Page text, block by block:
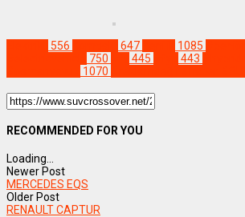
556 647 1085
750 445 443
1070
RECOMMENDED FOR YOU
Loading...
Newer Post
MERCEDES EQS
Older Post
RENAULT CAPTUR